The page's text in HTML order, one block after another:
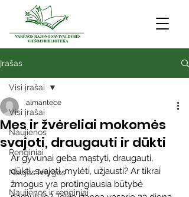
Įrašas
Visi įrašai
Naujienos
Renginiai
Naujos knygos
Naujienos ir renginiai
Visi įrašai
Mes ir žvėreliai mokomės
svajoti, draugauti ir dūkti
almantece
Ar gyvūnai geba mąstyti, draugauti,
dūkti, svajoti, mylėti, užjausti? Ar tikrai
žmogus yra protingiausia būtybė